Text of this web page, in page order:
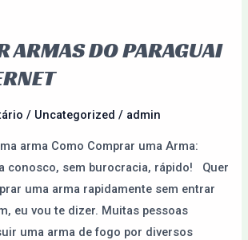
ARMAS DO PARAGUAI
/ Uncategorized / admin
arma Como Comprar uma Arma:
conosco, sem burocracia, rápido! Quer
uma arma rapidamente sem entrar
eu vou te dizer. Muitas pessoas
uma arma de fogo por diversos